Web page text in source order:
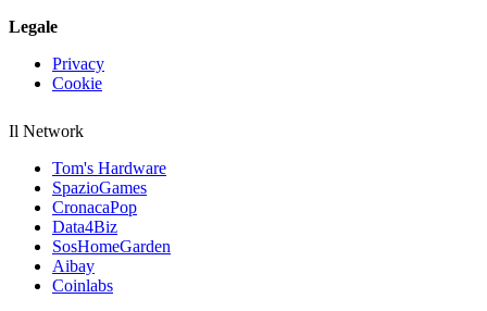
Legale
Privacy
Cookie
Il Network
Tom's Hardware
SpazioGames
CronacaPop
Data4Biz
SosHomeGarden
Aibay
Coinlabs